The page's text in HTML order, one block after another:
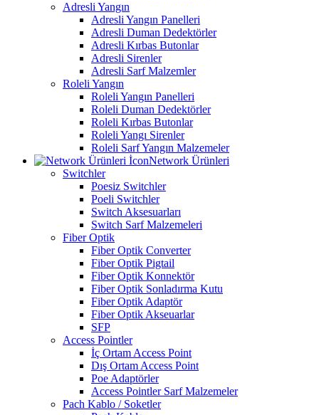
Adresli Yangın
Adresli Yangın Panelleri
Adresli Duman Dedektörler
Adresli Kırbas Butonlar
Adresli Sirenler
Adresli Sarf Malzemler
Roleli Yangın
Roleli Yangın Panelleri
Roleli Duman Dedektörler
Roleli Kırbas Butonlar
Roleli Yangı Sirenler
Roleli Sarf Yangın Malzemeler
Network Ürünleri
Switchler
Poesiz Switchler
Poeli Switchler
Switch Aksesuarları
Switch Sarf Malzemeleri
Fiber Optik
Fiber Optik Converter
Fiber Optik Pigtail
Fiber Optik Konnektör
Fiber Optik Sonladırma Kutu
Fiber Optik Adaptör
Fiber Optik Akseuarlar
SFP
Access Pointler
İç Ortam Access Point
Dış Ortam Access Point
Poe Adaptörler
Access Pointler Sarf Malzemeler
Pach Kablo / Soketler